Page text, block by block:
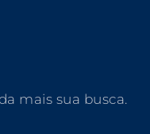
mais sua busca.